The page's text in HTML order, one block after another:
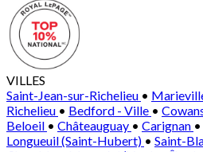
VILLES
Saint-Jean-sur-Richelieu •
Richelieu • Bedford - Ville •
Beloeil • Châteauguay • Carignan •
Longueuil (Saint-Hubert) • Saint-